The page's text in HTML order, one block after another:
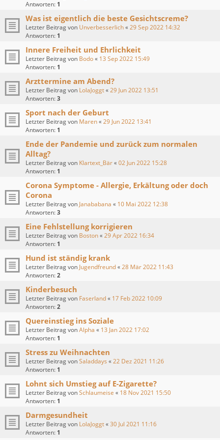
Antworten: 1
Was ist eigentlich die beste Gesichtscreme?
Letzter Beitrag von Unverbesserlich«29 Sep 2022 14:32
Antworten: 1
Innere Freiheit und Ehrlichkeit
Letzter Beitrag von Bodo« 13 Sep 2022 15:49
Antworten: 1
Arzttermine am Abend?
Letzter Beitrag von LolaJoggt«29 Jun 2022 13:51
Antworten:3
Sport nach der Geburt
Letzter Beitrag von Maren«29 Jun 2022 13:41
Antworten: 1
Ende der Pandemie und zurück zum normalen
Alltag?
Letzter Beitrag von Klartext_Bär«02 Jun 2022 15:28
Antworten: 1
Corona Symptome - Allergie, Erkältung oder doch
Corona
Letzter Beitrag von Janababana « 10 Mai 2022 12:38
Antworten:3
Eine Fehlstellung korrigieren
Letzter Beitrag von Boston«29 Apr 2022 16:34
Antworten: 1
Hund ist ständig krank
Letzter Beitrag von Jugendfreund«28 Mär 2022 11:43
Antworten:2
Kinderbesuch
Letzter Beitrag von Faserland« 17 Feb 2022 10:09
Antworten:2
Quereinstieg ins Soziale
Letzter Beitrag vonAlpha « 13 Jan 2022 17:02
Antworten: 1
Stress zu Weihnachten
Letzter Beitrag vonSaladdays «22 Dez 2021 11:26
Antworten: 1
Lohnt sich Umstieg auf E-Zigarette?
Letzter Beitrag vonSchlaumeise « 18 Nov 2021 15:50
Antworten: 1
Darmgesundheit
Letzter Beitrag von LolaJoggt«30 Jul 2021 11:16
Antworten: 1